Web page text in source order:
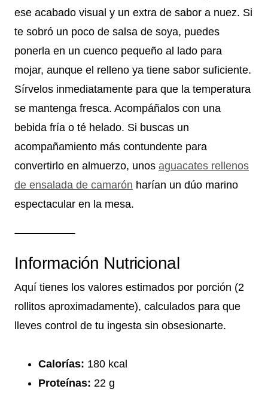
ese acabado visual y un extra de sabor a nuez. Si
te sobró un poco de salsa de soya, puedes
ponerla en un cuenco pequeño al lado para
mojar, aunque el relleno ya tiene sabor suficiente.
Sírvelos inmediatamente para que la temperatura
se mantenga fresca. Acompáñalos con una
bebida fría o té helado. Si buscas un
acompañamiento más contundente para
convertirlo en almuerzo, unos aguacates rellenos
de ensalada de camarón harían un dúo marino
espectacular en la mesa.
Información Nutricional
Aquí tienes los valores estimados por porción (2
rollitos aproximadamente), calculados para que
lleves control de tu ingesta sin obsesionarte.
Calorías: 180 kcal
Proteínas: 22 g